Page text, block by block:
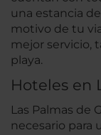
una estancia
motivo de tu
mejor servicio,
playa.
Hoteles en
Las Palmas de
necesario para